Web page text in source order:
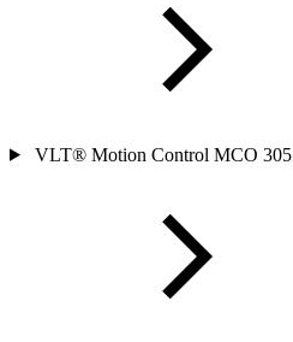
VLT® Motion Control MCO 305